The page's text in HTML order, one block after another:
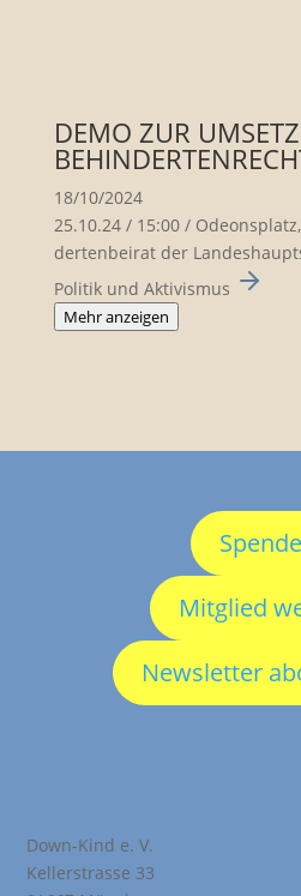
DEMO ZUR
18/10/2024
25.10.24 / 15:00 /
der­ten­beirat der
Politik und Aktivismus
Mehr anzeigen
Mitglied
Newsletter
Down-Kind e. V.
Kellerstrasse 33